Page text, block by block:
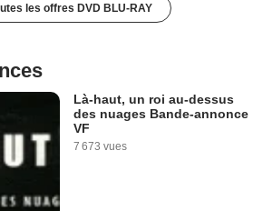
les offres DVD BLU-RAY
Là-haut, un roi au-dessus
des nuages Bande-annonce
VF
7 673 vues